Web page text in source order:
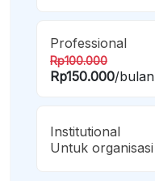
Professional
Rp100.000
Rp150.000/bulan
Institutional
Untuk organisasi